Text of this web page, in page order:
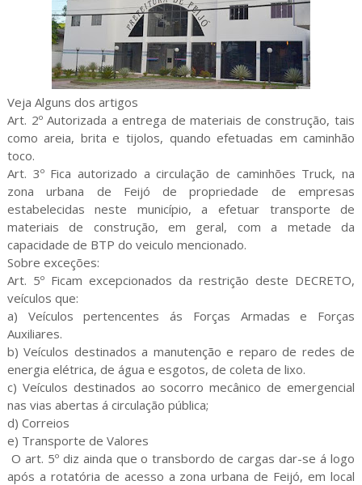
Veja Alguns dos artigos
Art. 2º Autorizada a entrega de materiais de construção, tais
como areia, brita e tijolos, quando efetuadas em caminhão
toco.
Art. 3º Fica autorizado a circulação de caminhões Truck, na
zona urbana de Feijó de propriedade de empresas
estabelecidas neste município, a efetuar transporte de
materiais de construção, em geral, com a metade da
capacidade de BTP do veiculo mencionado.
Sobre exceções:
Art. 5º Ficam excepcionados da restrição deste DECRETO,
veículos que:
a) Veículos pertencentes ás Forças Armadas e Forças
Auxiliares.
b) Veículos destinados a manutenção e reparo de redes de
energia elétrica, de água e esgotos, de coleta de lixo.
c) Veículos destinados ao socorro mecânico de emergencial
nas vias abertas á circulação pública;
d) Correios
e) Transporte de Valores
O art. 5º diz ainda que o transbordo de cargas dar-se á logo
após a rotatória de acesso a zona urbana de Feijó, em local